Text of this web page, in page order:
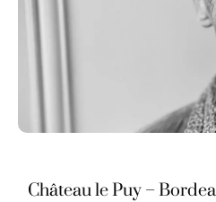
Château le Puy –